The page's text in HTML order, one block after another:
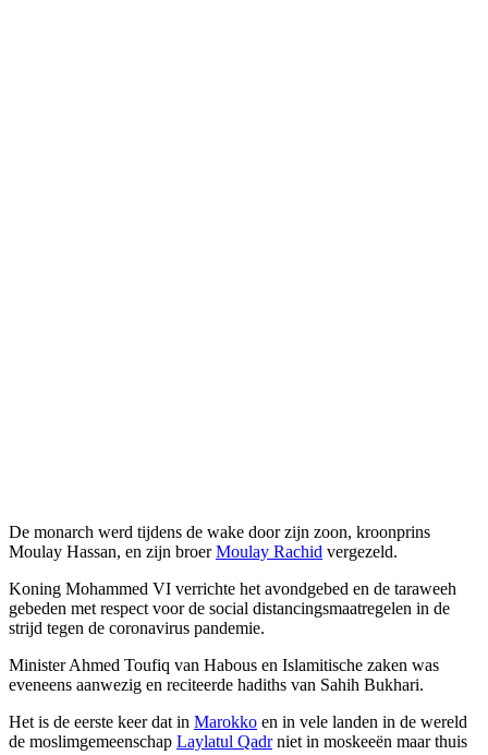
De monarch werd tijdens de wake door zijn zoon, kroonprins
Moulay Hassan, en zijn broerMoulay Rachid vergezeld.
Koning Mohammed VI verrichte het avondgebed en de taraweeh
gebeden met respect voor de social distancingsmaatregelen in de
strijd tegen de coronavirus pandemie.
Minister Ahmed Toufiq van Habous en Islamitische zaken was
eveneens aanwezig en reciteerde hadiths van Sahih Bukhari.
Het is de eerste keer dat in Marokko en in vele landen in de wereld
de moslimgemeenschap Laylatul Qadrniet in moskeeën maar thuis